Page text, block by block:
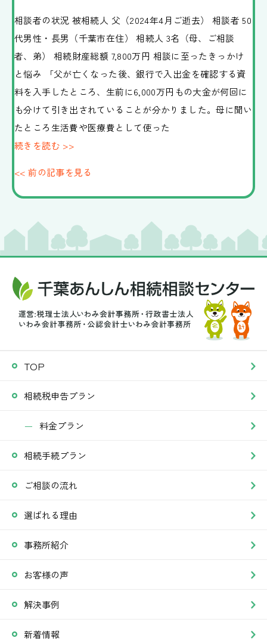
相談者の状況 被相続人 父（2024年4月ご逝去） 相談者 50
代男性・長男（千葉市在住） 相続人 3名（母、ご相談
者、弟） 相続財産総額 7,800万円 相談に至ったきっかけ
と悩み 「父が亡くなった後、銀行で入出金を確認する資
料を入手したところ、生前に6,000万円もの大金が何回に
も分けて引き出されていることが分かりました。母に聞い
たところ生活費や医療費として使った
続きを読む >>
<< 前の記事を見る
TOP
相続税申告プラン
料金プラン
相続手続プラン
ご相談の流れ
選ばれる理由
事務所紹介
お客様の声
解決事例
新着情報